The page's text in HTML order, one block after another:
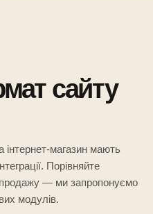
сайту
інтернет-магазин мають
Порівняйте
— ми запропонуємо
модулів.